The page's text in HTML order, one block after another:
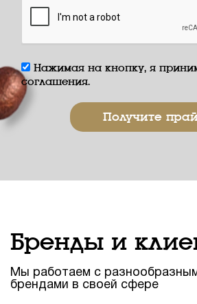
Нажимая на кнопку, я
соглашения.
Бренды и
Мы работаем с
брендами в своей сфере